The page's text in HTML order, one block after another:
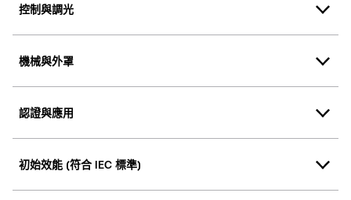
控制與調光
機械與外罩
認證與應用
初始效能 (符合 IEC 標準)